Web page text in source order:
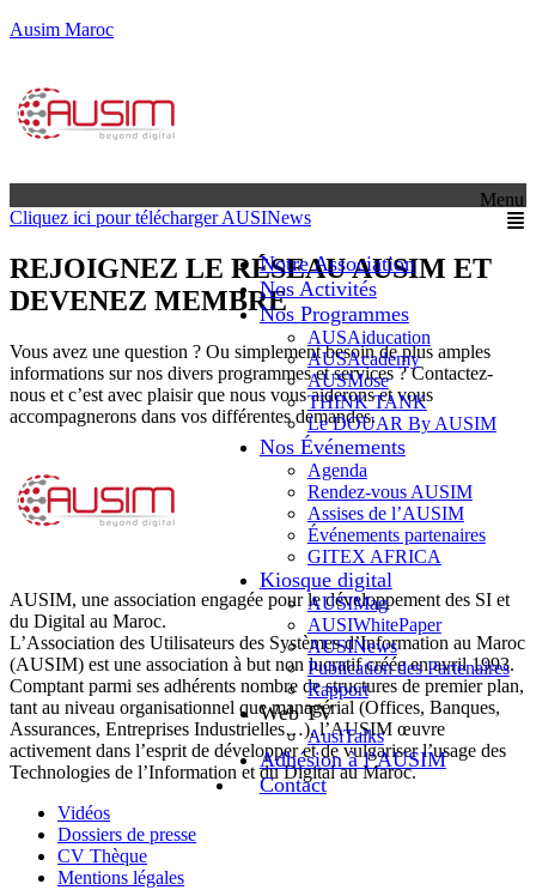
Ausim Maroc
Menu
Notre Association
Nos Activités
Nos Programmes
AUSAiducation
AUSAcademy
AUSMose
THINK TANK
Le DOUAR By AUSIM
Nos Événements
Agenda
Rendez-vous AUSIM
Assises de l’AUSIM
Événements partenaires
GITEX AFRICA
Kiosque digital
AUSIMag
AUSIWhitePaper
AUSINews
Publication des Partenaires
Rapport
Web TV
AusiTalks
Adhésion à l’AUSIM
Contact
Cliquez ici pour télécharger AUSINews
REJOIGNEZ LE RÉSEAU AUSIM ET
DEVENEZ MEMBRE
Vous avez une question ? Ou simplement besoin de plus amples
informations sur nos divers programmes et services ? Contactez-
nous et c’est avec plaisir que nous vous aiderons et vous
accompagnerons dans vos différentes demandes.
AUSIM, une association engagée pour le développement des SI et
du Digital au Maroc.
L’Association des Utilisateurs des Systèmes d’Information au Maroc
(AUSIM) est une association à but non lucratif créée en avril 1993.
Comptant parmi ses adhérents nombre de structures de premier plan,
tant au niveau organisationnel que managérial (Offices, Banques,
Assurances, Entreprises Industrielles…), l’AUSIM œuvre
activement dans l’esprit de développer et de vulgariser l’usage des
Technologies de l’Information et du Digital au Maroc.
Vidéos
Dossiers de presse
CV Thèque
Mentions légales